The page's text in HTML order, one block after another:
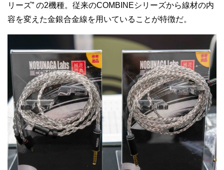
リーズ” の2機種。従来のCOMBINEシリーズから線材の内
容を変えた金銀合金線を用いていることが特徴だ。